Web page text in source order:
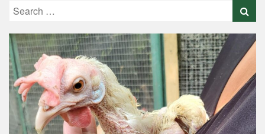
Search